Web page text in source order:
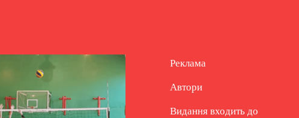
Реклама
Автори
Видання входить до